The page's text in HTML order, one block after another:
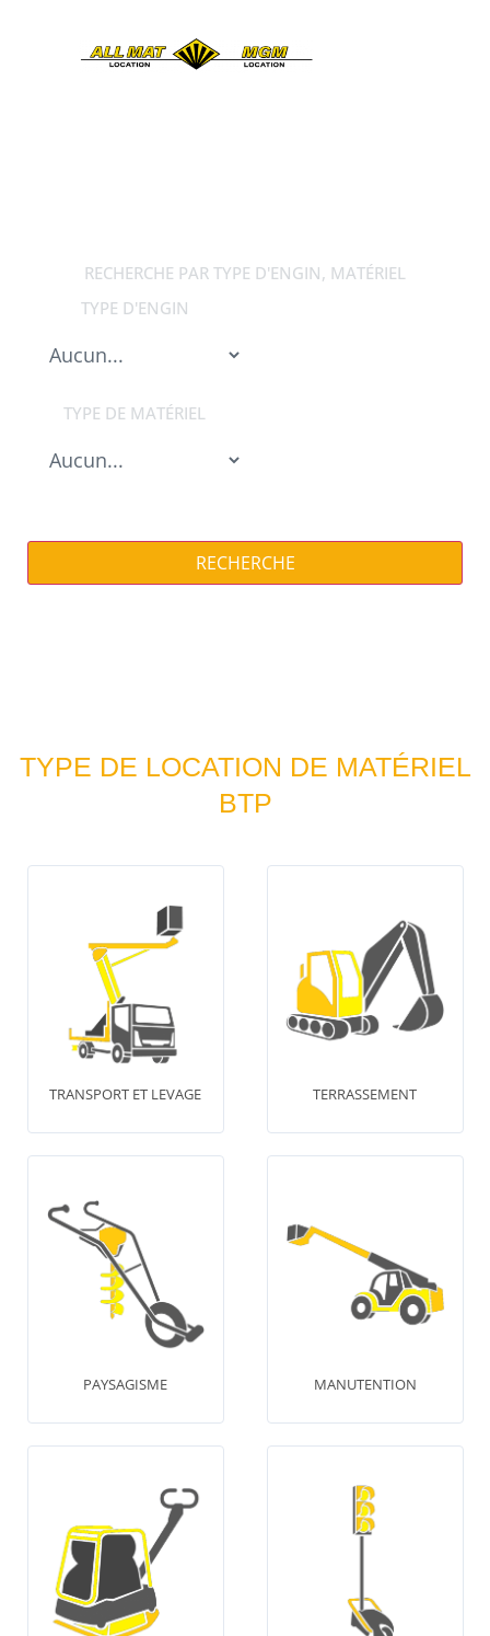
RECHERCHE PAR TYPE D'ENGIN, MATÉRIEL
TYPE D'ENGIN
TYPE DE MATÉRIEL
RECHERCHE
TYPE DE LOCATION DE MATÉRIEL
BTP
TRANSPORT ET LEVAGE TERRASSEMENT
PAYSAGISME MANUTENTION